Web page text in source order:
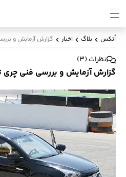
اُتکس بلاگ اخبار گزارش آزمایش و بررسی فنی
نظرات (
3
)
گزارش آزمایش و بررسی فنی چری تیگو 7 در